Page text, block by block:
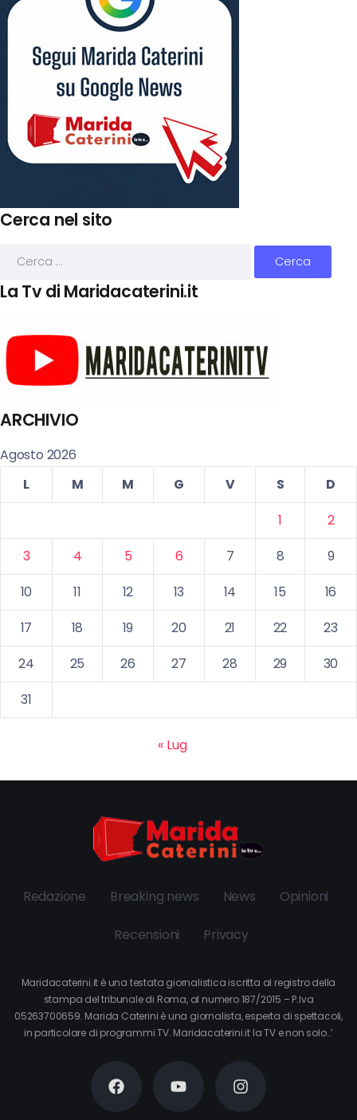
Cerca nel sito
La Tv di Maridacaterini.it
ARCHIVIO
Agosto 2026
L
M M G V S
D
1
2
3
4 5 6 7 8
9
10
11 12 13 14 15
16
17
18 19 20 21 22
23
24
25 26 27 28 29
30
31
« Lug
Redazione Breaking news News Opinioni
Recensioni Privacy
Maridacaterini.it è una testata giornalistica iscritta al registro della
stampa del tribunale di Roma, al numero 187/2015 – P.Iva
05263700659. Marida Caterini è una giornalista, esperta di spettacoli,
in particolare di programmi TV. Maridacaterini.it la TV e non solo…’